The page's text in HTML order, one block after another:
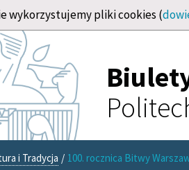
wykorzystujemy pliki cookies (
i Tradycja / 100. rocznica Bitwy